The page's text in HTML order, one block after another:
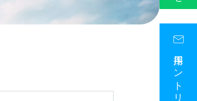
採用エントリー